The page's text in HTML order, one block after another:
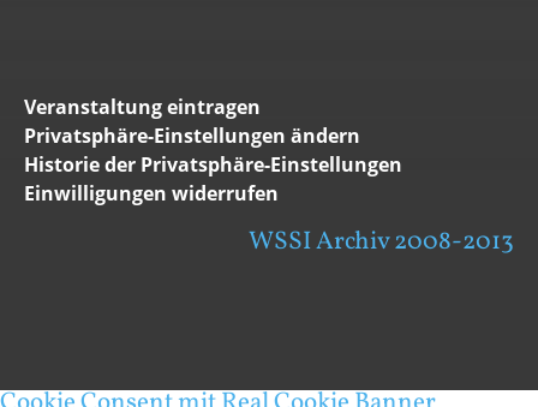
Veranstaltung eintragen
Privatsphäre-Einstellungen ändern
Historie der Privatsphäre-Einstellungen
Einwilligungen widerrufen
WSSI Archiv 2008-2013